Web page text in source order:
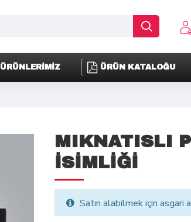
ÜRÜNLERİMİZ ÜRÜN KATALOĞU
MIKNATISLI
İSİMLİĞİ
Satın alabilmek için asgari